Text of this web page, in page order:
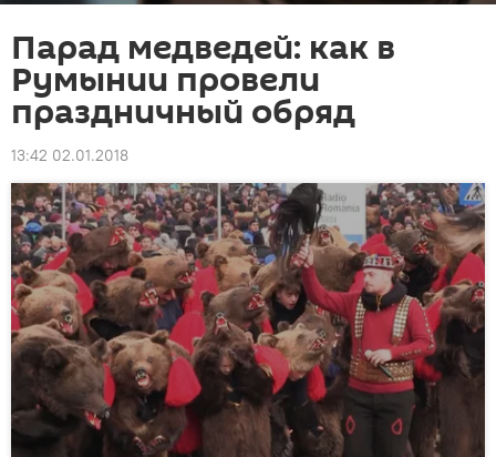
Парад медведей: как в
Румынии провели
праздничный обряд
13:42 02.01.2018